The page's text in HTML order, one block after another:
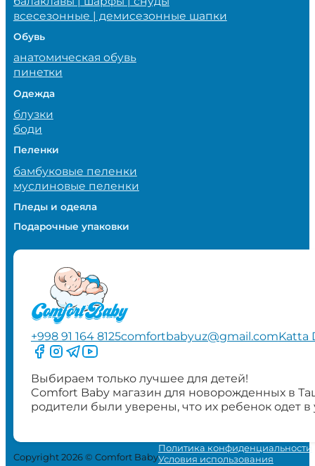
всесезонные | демисезонные шапки
Обувь
анатомическая обувь
пинетки
Одежда
блузки
боди
Пеленки
бамбуковые пеленки
муслиновые пеленки
Пледы и одеяла
Подарочные упаковки
+998 91 164 8125comfortbabyuz@gmail.comKatta
Следите за нами на Facebook
Следите за нами в Instagram
Следите за нами в Telegram
Следите за нами в YouTube
Выбираем только лучшее для детей!
Comfort Baby магазин для новорожденных в
родители были уверены, что их ребенок одет
Copyright 2026 © Comfort Baby
Политика конфиденциальности
Условия использования